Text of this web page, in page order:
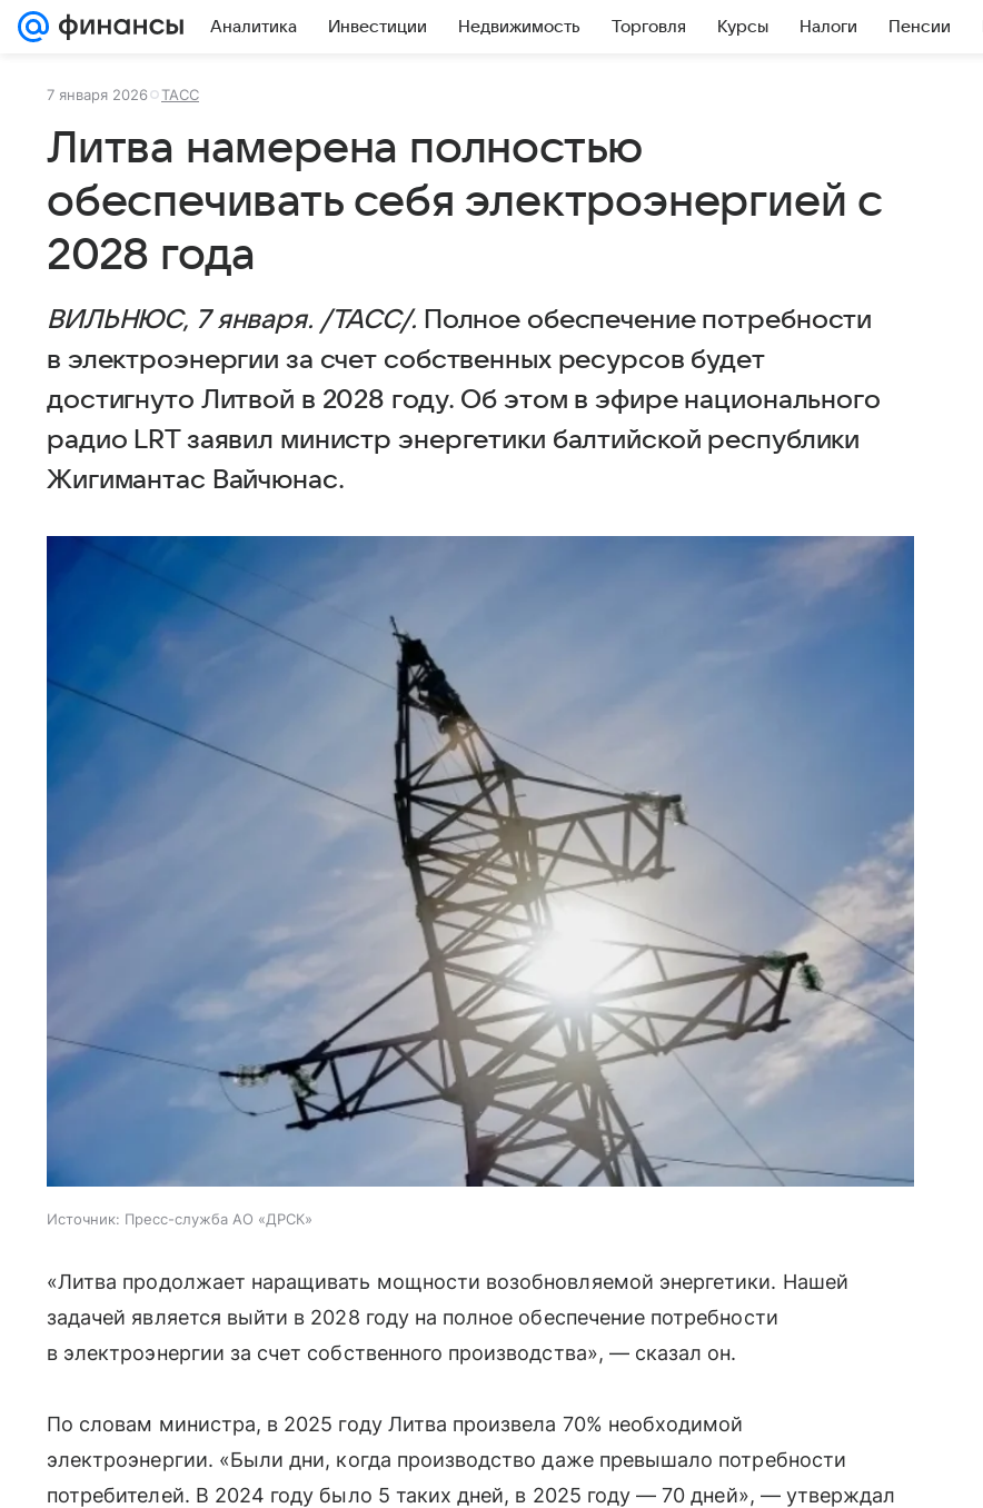
Аналитика Инвестиции Недвижимость Торговля Курсы Налоги Пенсии
7 января 2026 ТАСС
Литва намерена полностью
обеспечивать себя электроэнергией с
2028 года
ВИЛЬНЮС, 7 января. /ТАСС/. Полное обеспечение потребности
в электроэнергии за счет собственных ресурсов будет
достигнуто Литвой в 2028 году. Об этом в эфире национального
радио LRT заявил министр энергетики балтийской республики
Жигимантас Вайчюнас.
Источник: Пресс-служба АО «ДРСК»
«Литва продолжает наращивать мощности возобновляемой энергетики. Нашей
задачей является выйти в 2028 году на полное обеспечение потребности
в электроэнергии за счет собственного производства», — сказал он.
По словам министра, в 2025 году Литва произвела 70% необходимой
электроэнергии. «Были дни, когда производство даже превышало потребности
потребителей. В 2024 году было 5 таких дней, в 2025 году — 70 дней», — утверждал